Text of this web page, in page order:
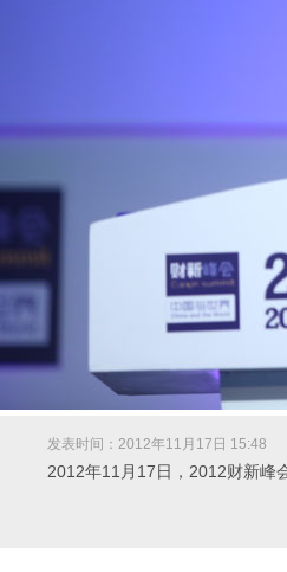
发表时间：2012年11月17日 15:48
2012年11月17日，2012财新峰